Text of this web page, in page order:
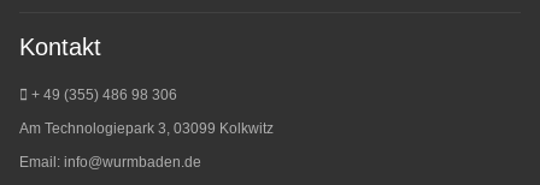
Kontakt
+ 49 (355) 486 98 306
Am Technologiepark 3, 03099 Kolkwitz
Email: info@wurmbaden.de